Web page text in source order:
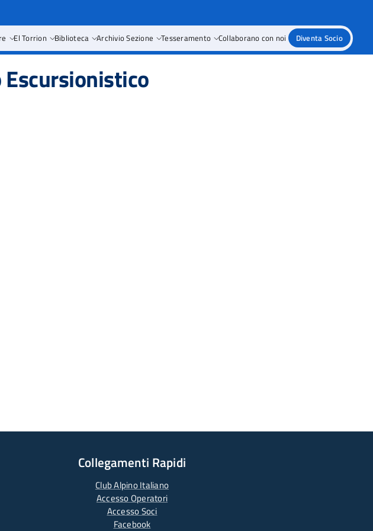
El Torrion Biblioteca Archivio Sezione Tesseramento Collaborano con noi Diventa Socio
Collegamenti Rapidi
Club Alpino Italiano
Accesso Operatori
Accesso Soci
Facebook